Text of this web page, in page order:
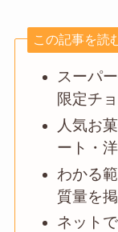
この記事を読
スーパ
限定チ
人気お
ート・
わかる
質量を
ネット